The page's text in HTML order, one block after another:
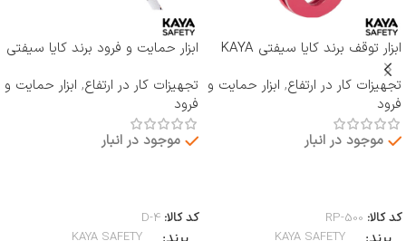
ابزار توقف برند کایا سیفتی KAYA
SAFETY مدل RP-500 ROCKER
تجهیزات کار در ارتفاع, ابزار حمایت و
فرود
موجود در انبار
کد کالا: RP-500
KAYA SAFETY
ابزار حمایت و فرود برند کایا سیفتی
تجهیزات کار در ارتفاع, ابزار حمایت و
فرود
موجود در انبار
کد کالا: D-4
KAYA SAFETY